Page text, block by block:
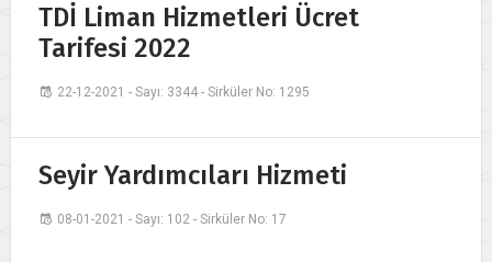
TDİ Liman Hizmetleri Ücret
Tarifesi 2022
22-12-2021 - Sayı: 3344 - Sirküler No: 1295
Seyir Yardımcıları Hizmeti
08-01-2021 - Sayı: 102 - Sirküler No: 17